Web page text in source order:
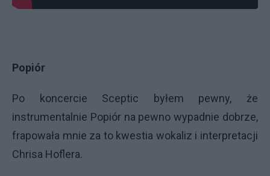
Popiór
Po koncercie Sceptic byłem pewny, że
instrumentalnie Popiór na pewno wypadnie dobrze,
frapowała mnie za to kwestia wokaliz i interpretacji
Chrisa Hoflera.